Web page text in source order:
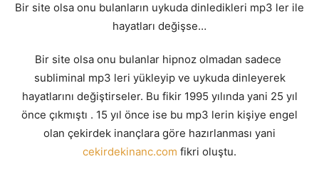
Bir site olsa onu bulanların uykuda dinledikleri mp3 ler ile
hayatları değişse…
Bir site olsa onu bulanlar hipnoz olmadan sadece
subliminal mp3 leri yükleyip ve uykuda dinleyerek
hayatlarını değiştirseler. Bu fikir 1995 yılında yani 25 yıl
önce çıkmıştı . 15 yıl önce ise bu mp3 lerin kişiye engel
olan çekirdek inançlara göre hazırlanması yani
cekirdekinanc.com fikri oluştu.